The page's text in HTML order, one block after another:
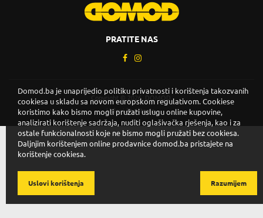
PRATITE NAS
Copyright © 2026. DOMOD.
Uslovi korištenja.
Domod.ba je unaprijedio politiku privatnosti i korištenja takozvanih
cookiesa u skladu sa novom europskom regulativom. Cookiese
koristimo kako bismo mogli pružati uslugu online kupovine,
analizirati korištenje sadržaja, nuditi oglašivačka rješenja, kao i za
ostale funkcionalnosti koje ne bismo mogli pružati bez cookiesa.
Daljnjim korištenjem online prodavnice domod.ba pristajete na
korištenje cookiesa.
Razumijem
Uslovi korištenja